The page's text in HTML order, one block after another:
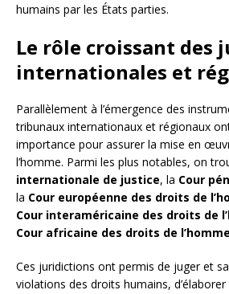
humains par les États parties.
Le rôle croissant des
internationales et
Parallèlement à l’émergence des
tribunaux internationaux et régionaux
importance pour assurer la mise en
l’homme. Parmi les plus notables, on
internationale de justice, la Cour
la Cour européenne des droits de
Cour interaméricaine des droits de
Cour africaine des droits de
Ces juridictions ont permis de juger et
violations des droits humains,